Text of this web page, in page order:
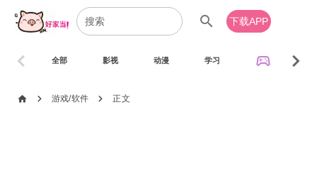
search 下载APP
全部 影视 动漫 学习 sports_esports
chevron_left chevron_right
home chevron_right 游戏/软件 chevron_right 正文